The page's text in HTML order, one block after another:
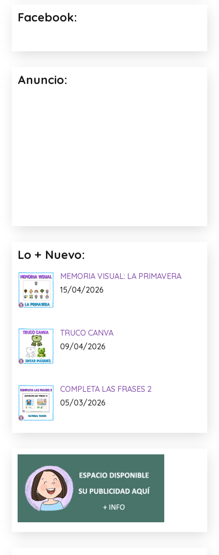
Facebook:
Anuncio:
Lo + Nuevo:
MEMORIA VISUAL: LA PRIMAVERA
15/04/2026
TRUCO CANVA
09/04/2026
COMPLETA LAS FRASES 2
05/03/2026